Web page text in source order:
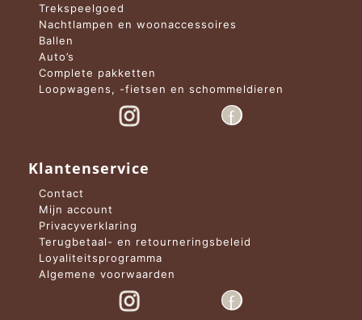
Trekspeelgoed
Nachtlampen en woonaccessoires
Ballen
Auto’s
Complete pakketten
Loopwagens, -fietsen en schommeldieren
Klantenservice
Contact
Mijn account
Privacyverklaring
Terugbetaal- en retourneringsbeleid
Loyaliteitsprogramma
Algemene voorwaarden